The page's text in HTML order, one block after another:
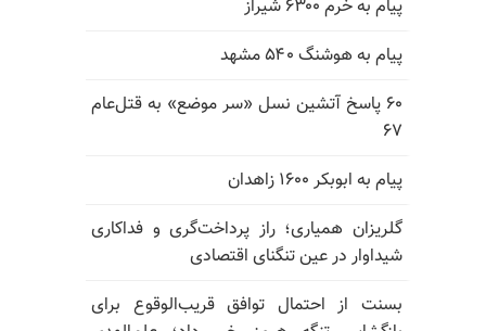
پیام به خرم ۶۳۰۰ شیراز
پیام به هوشنگ ۵۴۰ مشهد
۶۰ پاسخ آتشین نسل «سر موضع» به قتل‌عام
۶۷
پیام به ابوبکر ۱۶۰۰ زاهدان
گلریزان همیاری؛ راز پرداخت‌گری و فداکاری
شیداوار در عین تنگنای اقتصادی
بسنت از احتمال توافق قریب‌الوقوع برای